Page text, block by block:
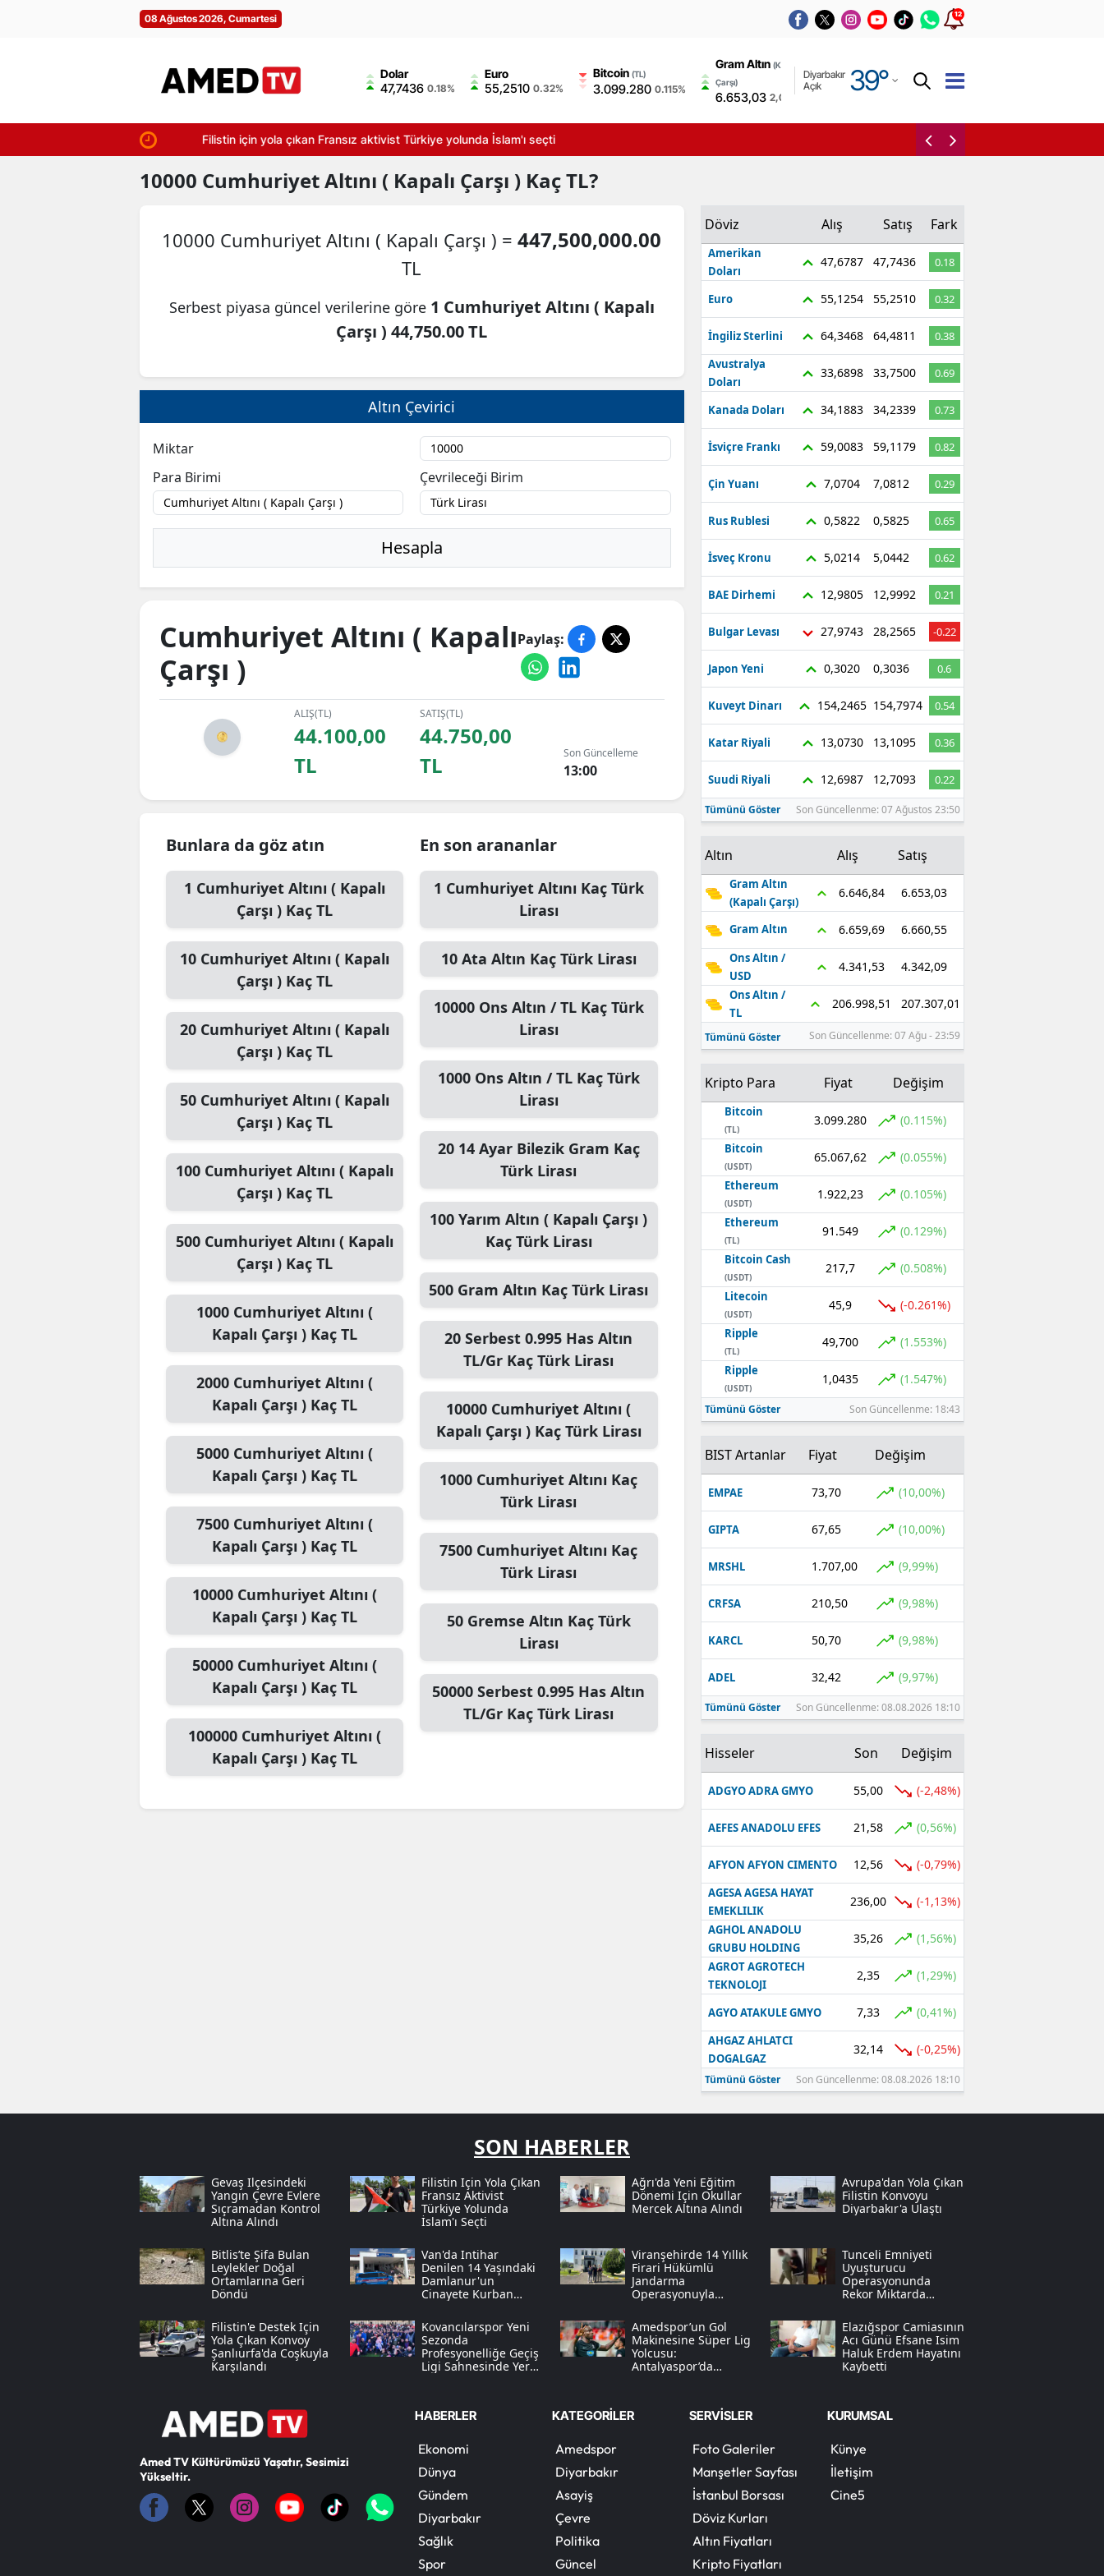
08 Ağustos 2026, Cumartesi 12
Dolar
47,7436 0.18%
Euro
55,2510 0.32%
Bitcoin (TL)
3.099.280 0.115%
Gram Altın (Kapalı
Çarşı)
6.653,03 2,00%
Diyarbakır
Açık
39°
Adıyaman
Ankara
Artvin
Aydın
Balıkesir
Bingöl
Bitlis
Bolu
Burdur
Bursa
Çanakkale
Çorum
Denizli
Diyarbakır
Elazığ
Erzincan
Erzurum
Eskişehir
Gaziantep
Hakkari
Isparta
Mersin
İstanbul
İzmir
Kars
Kastamonu
Kırklareli
Kırşehir
Kocaeli
Kütahya
Malatya
Manisa
Kahramanmaraş
Mardin
Nevşehir
Sakarya
Samsun
Tokat
Trabzon
Van
Zonguldak
Bayburt
Karaman
Şırnak
Filistin için yola çıkan Fransız aktivist Türkiye yolunda İslam'ı seçti
10000 Cumhuriyet Altını ( Kapalı Çarşı ) Kaç TL?
10000 Cumhuriyet Altını ( Kapalı Çarşı ) =447,500,000.00
TL
Serbest piyasa güncel verilerine göre 1 Cumhuriyet Altını ( Kapalı
Çarşı ) 44,750.00 TL
Altın Çevirici
Miktar
Para Birimi
Çevrileceği Birim
Hesapla
Cumhuriyet Altını ( Kapalı
Çarşı )
Paylaş:
ALIŞ(TL)
44.100,00
TL
SATIŞ(TL)
44.750,00
TL
Son Güncelleme
13:00
Bunlara da göz atın
1 Cumhuriyet Altını ( Kapalı
Çarşı ) Kaç TL
10 Cumhuriyet Altını ( Kapalı
Çarşı ) Kaç TL
20 Cumhuriyet Altını ( Kapalı
Çarşı ) Kaç TL
50 Cumhuriyet Altını ( Kapalı
Çarşı ) Kaç TL
100 Cumhuriyet Altını ( Kapalı
Çarşı ) Kaç TL
500 Cumhuriyet Altını ( Kapalı
Çarşı ) Kaç TL
1000 Cumhuriyet Altını (
Kapalı Çarşı ) Kaç TL
2000 Cumhuriyet Altını (
Kapalı Çarşı ) Kaç TL
5000 Cumhuriyet Altını (
Kapalı Çarşı ) Kaç TL
7500 Cumhuriyet Altını (
Kapalı Çarşı ) Kaç TL
10000 Cumhuriyet Altını (
Kapalı Çarşı ) Kaç TL
50000 Cumhuriyet Altını (
Kapalı Çarşı ) Kaç TL
100000 Cumhuriyet Altını (
Kapalı Çarşı ) Kaç TL
En son arananlar
1 Cumhuriyet Altını Kaç Türk
Lirası
10 Ata Altın Kaç Türk Lirası
10000 Ons Altın / TLKaç Türk
Lirası
1000 Ons Altın / TLKaç Türk
Lirası
20 14 Ayar Bilezik Gram Kaç
Türk Lirası
100Yarım Altın ( Kapalı Çarşı )
Kaç Türk Lirası
500 Gram Altın Kaç Türk Lirası
20Serbest 0.995 Has Altın
TL/Gr Kaç Türk Lirası
10000 Cumhuriyet Altını (
Kapalı Çarşı )Kaç Türk Lirası
1000 Cumhuriyet Altını Kaç
Türk Lirası
7500 Cumhuriyet Altını Kaç
Türk Lirası
50 Gremse Altın Kaç Türk
Lirası
50000Serbest 0.995 Has Altın
TL/Gr Kaç Türk Lirası
Döviz Alış Satış Fark
Amerikan
Doları
47,6787 47,7436 0.18
Euro 55,1254 55,2510 0.32
İngiliz Sterlini 64,3468 64,4811
0.38
Avustralya
Doları
33,6898 33,7500 0.69
Kanada Doları 34,1883 34,2339 0.73
İsviçre Frankı 59,0083 59,1179 0.82
Çin Yuanı 7,0704 7,0812 0.29
Rus Rublesi 0,5822 0,5825 0.65
İsveç Kronu 5,0214 5,0442 0.62
BAE Dirhemi 12,9805 12,9992 0.21
Bulgar Levası 27,9743 28,2565 -0.22
Japon Yeni 0,3020 0,3036 0.6
Kuveyt Dinarı 154,2465 154,7974 0.54
Katar Riyali 13,0730 13,1095 0.36
Suudi Riyali 12,6987 12,7093 0.22
Tümünü Göster Son Güncellenme: 07 Ağustos 23:50
Altın Alış Satış
Gram Altın
(Kapalı Çarşı)
6.646,84 6.653,03
Gram Altın 6.659,69 6.660,55
Ons Altın /
USD
4.341,53 4.342,09
Ons Altın /
TL
206.998,51 207.307,01
Tümünü Göster Son Güncellenme: 07 Ağu - 23:59
Kripto Para Fiyat Değişim
Bitcoin
(TL)
3.099.280 (0.115%)
Bitcoin
(USDT)
65.067,62 (0.055%)
Ethereum
(USDT)
1.922,23 (0.105%)
Ethereum
(TL)
91.549 (0.129%)
Bitcoin Cash
(USDT)
217,7 (0.508%)
Litecoin
(USDT)
45,9 (-0.261%)
Ripple
(TL)
49,700 (1.553%)
Ripple
(USDT)
1,0435 (1.547%)
Tümünü Göster Son Güncellenme: 18:43
BIST Artanlar Fiyat Değişim
EMPAE 73,70 (10,00%)
GIPTA 67,65 (10,00%)
MRSHL 1.707,00 (9,99%)
CRFSA 210,50 (9,98%)
KARCL 50,70 (9,98%)
ADEL 32,42 (9,97%)
Tümünü Göster Son Güncellenme: 08.08.2026 18:10
Hisseler Son Değişim
ADGYO ADRA GMYO 55,00 (-2,48%)
AEFES ANADOLU EFES 21,58 (0,56%)
AFYON AFYON CIMENTO 12,56 (-0,79%)
AGESA AGESA HAYAT
EMEKLILIK
236,00 (-1,13%)
AGHOL ANADOLU
GRUBU HOLDING
35,26 (1,56%)
AGROT AGROTECH
TEKNOLOJI
2,35 (1,29%)
AGYO ATAKULE GMYO 7,33 (0,41%)
AHGAZ AHLATCI
DOGALGAZ
32,14 (-0,25%)
Tümünü Göster Son Güncellenme: 08.08.2026 18:10
SON HABERLER
Gevaş Ilçesindeki
Yangın Çevre Evlere
Sıçramadan Kontrol
Altına Alındı
Filistin Için Yola Çıkan
Fransız Aktivist
Türkiye Yolunda
İslam'ı Seçti
Ağrı'da Yeni Eğitim
Dönemi Için Okullar
Mercek Altına Alındı
Avrupa'dan Yola Çıkan
Filistin Konvoyu
Diyarbakır'a Ulaştı
Bitlis’te Şifa Bulan
Leylekler Doğal
Ortamlarına Geri
Döndü
Van'da Intihar
Denilen 14 Yaşındaki
Damlanur'un
Cinayete Kurban
Viranşehirde 14 Yıllık
Firari Hükümlü
Jandarma
Operasyonuyla
Tunceli Emniyeti
Uyuşturucu
Operasyonunda
Rekor Miktarda
Filistin'e Destek Için
Yola Çıkan Konvoy
Şanlıurfa'da Coşkuyla
Karşılandı
Kovancılarspor Yeni
Sezonda
Profesyonelliğe Geçiş
Ligi Sahnesinde Yer
Amedspor’un Gol
Makinesine Süper Lig
Yolcusu:
Antalyaspor’da
Elazığspor Camiasının
Acı Günü Efsane Isim
Haluk Erdem Hayatını
Kaybetti
Amed TV Kültürümüzü Yaşatır, Sesimizi
Yükseltir.
HABERLER
Ekonomi
Dünya
Gündem
Diyarbakır
Sağlık
Spor
KATEGORİLER
Amedspor
Diyarbakır
Asayiş
Çevre
Politika
Güncel
SERVİSLER
Foto Galeriler
Manşetler Sayfası
İstanbul Borsası
Döviz Kurları
Altın Fiyatları
Kripto Fiyatları
KURUMSAL
Künye
İletişim
Cine5